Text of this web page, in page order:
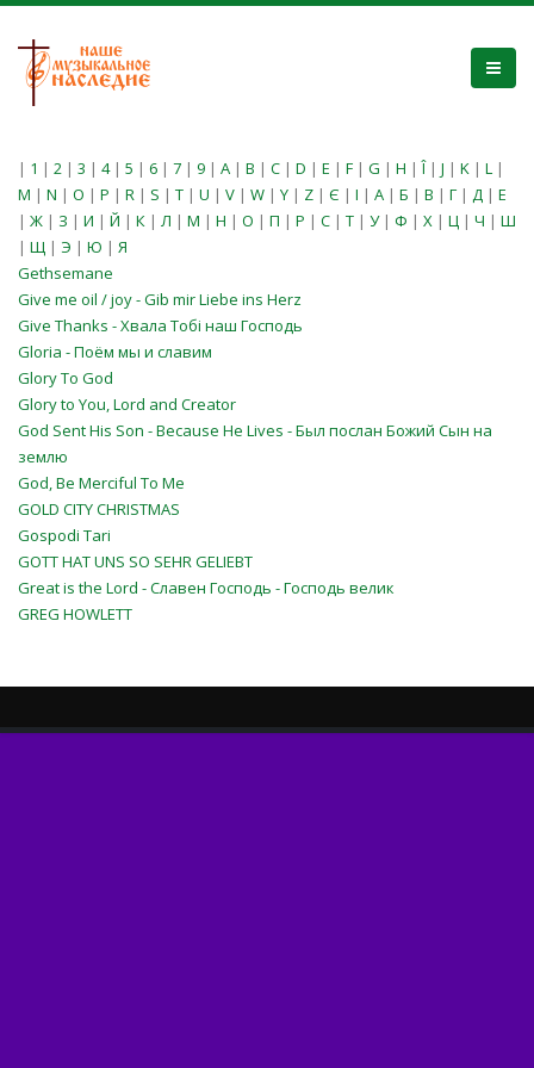
| 1 | 2 | 3 | 4 | 5 | 6 | 7 | 9 | A | B | C | D | E | F | G | H |Î | J | K | L |
M | N | O | P | R | S | T | U | V | W | Y | Z | Є | І | А | Б | В | Г | Д | Е
| Ж | З | И | Й | К | Л | М | Н | О | П | Р | С | Т | У | Ф | Х | Ц | Ч | Ш
| Щ | Э | Ю | Я
Gethsemane
Give me oil / joy - Gib mir Liebe ins Herz
Give Thanks - Хвала Тобі наш Господь
Gloria - Поём мы и славим
Glory To God
Glory to You, Lord and Creator
God Sent His Son - Because He Lives - Был послан Божий Сын на
землю
God, Be Merciful To Me
GOLD CITY CHRISTMAS
Gospodi Tari
GOTT HAT UNS SO SEHR GELIEBT
Great is the Lord - Славен Господь - Господь велик
GREG HOWLETT